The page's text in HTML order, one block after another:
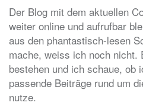
Der Blog mit dem aktuellen
weiter online und aufrufbar
aus den phantastisch-lesen
mache, weiss ich noch nicht.
bestehen und ich schaue, ob
passende Beiträge rund um
nutze.